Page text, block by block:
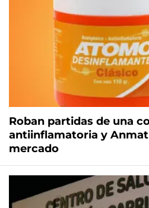
Roban partidas de una
antiinflamatoria y
mercado